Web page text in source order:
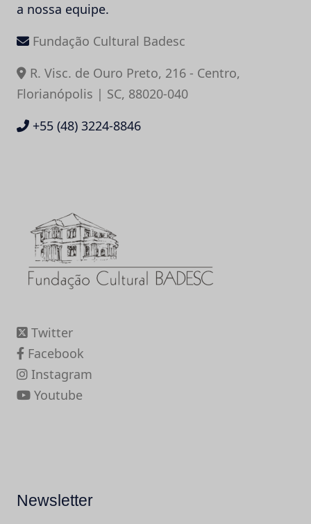
a nossa equipe.
Fundação Cultural Badesc
R. Visc. de Ouro Preto, 216 - Centro,
Florianópolis | SC, 88020-040
+55 (48) 3224-8846
Twitter
Facebook
Instagram
Youtube
Newsletter